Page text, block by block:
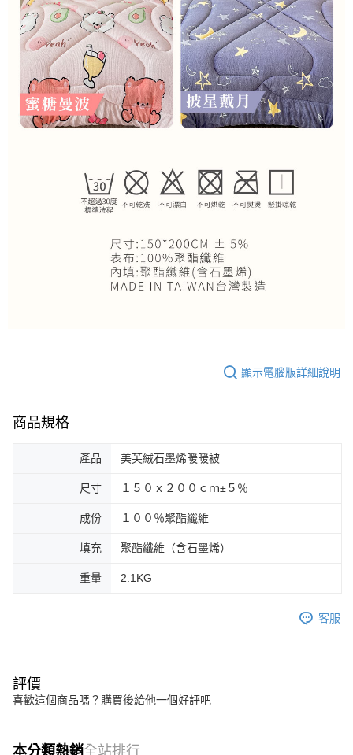
顯示電腦版詳細說明
商品規格
產品 美芙絨石墨烯暖暖被
尺寸 １５０ｘ２００ｃｍ±５％
成份 １００％聚酯纖維
填充 聚酯纖維（含石墨烯）
重量 2.1KG
客服
評價
喜歡這個商品嗎？購買後給他一個好評吧
本分類熱銷全站排行